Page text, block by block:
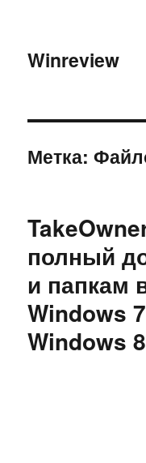
Winreview
Метка:
полный
и папкам
Windows
Windows 8